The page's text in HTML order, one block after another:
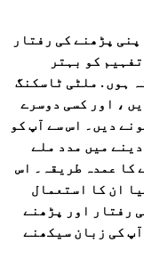
= "فونٹ ویٹ: 400 ؛"> اپنی پڑھنے کی رفتار
کو بہتر
ہوں . ملٹی ٹاسکنگ
، اور کسی دوسرے
دیں۔ اس سے آپ کو
میں مدد ملے
کا عمدہ طریقہ۔ اس
ان کا استعمال
رفتار اور پڑھنے
کی زبان سیکھنے